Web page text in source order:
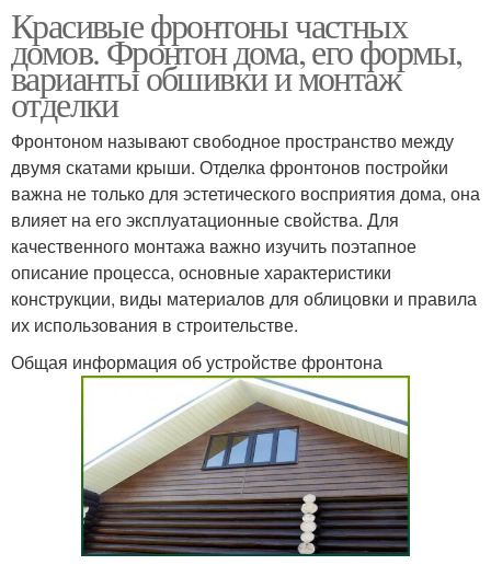
Красивые фронтоны частных
домов. Фронтон дома, его формы,
варианты обшивки и монтаж
отделки
Фронтоном называют свободное пространство между
двумя скатами крыши. Отделка фронтонов постройки
важна не только для эстетического восприятия дома, она
влияет на его эксплуатационные свойства. Для
качественного монтажа важно изучить поэтапное
описание процесса, основные характеристики
конструкции, виды материалов для облицовки и правила
их использования в строительстве.
Общая информация об устройстве фронтона